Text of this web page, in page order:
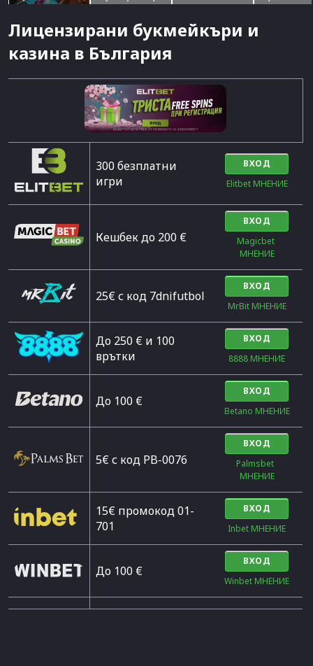
Лицензирани букмейкъри и
казина в България
300 безплатни
игри
ВХОД
Elitbet МНЕНИЕ
Кешбек до 200 €
ВХОД
Magicbet
МНЕНИЕ
25€ с код 7dnifutbol
ВХОД
MrBit МНЕНИЕ
До 250 € и 100
врътки
ВХОД
8888 МНЕНИЕ
Дo 100 €
ВХОД
Betano МНЕНИЕ
5€ с код PB-0076
ВХОД
Palmsbet
МНЕНИЕ
15€ промокод 01-
701
ВХОД
Inbet МНЕНИЕ
До 100 €
ВХОД
Winbet МНЕНИЕ